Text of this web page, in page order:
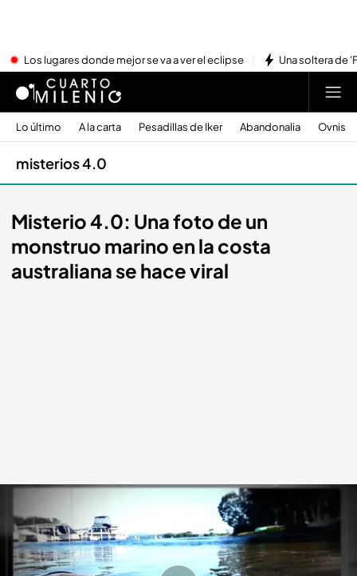
Los lugares donde mejor se va a ver el eclipse Una soltera de
Lo último A la carta Pesadillas de Iker Abandonalia Ovnis
misterios 4.0
Misterio 4.0: Una foto de un
monstruo marino en la costa
australiana se hace viral
cuatro.com
07 MAR 2016 - 02:05h.